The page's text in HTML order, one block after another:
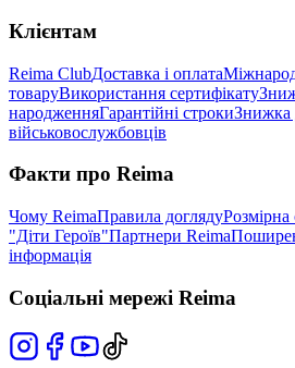
Клієнтам
Reima ClubДоставка і оплата
товаруВикористання сертифікату
народженняГарантійні строкиЗнижка
військовослужбовців
Факти про Reima
Чому ReimaПравила доглядуРозмірна
"Діти Героїв"Партнери Reima
інформація
Соціальні мережі Reima